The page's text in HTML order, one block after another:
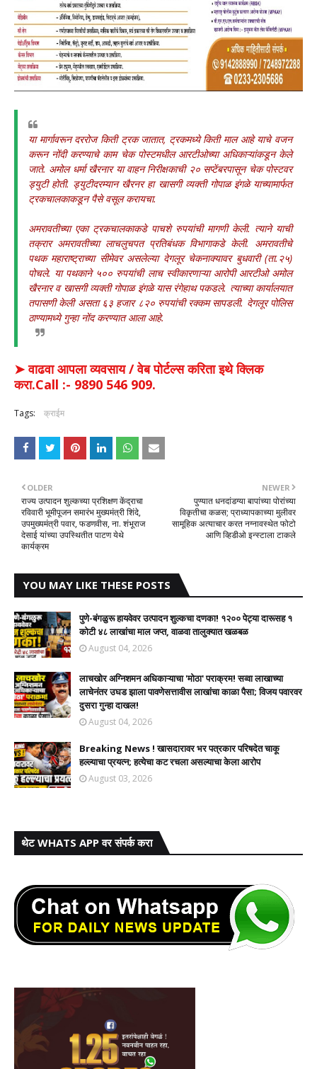
या मार्गावरून दररोज किती ट्रक जातात, ट्रकमध्ये किती माल आहे याचे वजन
करून नोंदी करण्याचे काम चेक पोस्टमधील आरटीओच्या अधिकाऱ्यांकडून केले
जाते. अमोल धर्मा खैरनार या वाहन निरीक्षकाची २० सप्टेंबरपासून चेक पोस्टवर
ड्युटी होती. ड्युटीदरम्यान खैरनर हा खासगी व्यक्ती गोपाळ इंगळे याच्यामार्फत
ट्रकचालकाकडून पैसे वसूल करायचा.
अमरावतीच्या एका ट्रकचालकाकडे पाचशे रुपयांची मागणी केली. त्याने याची
तक्रार अमरावतीच्या लाचलुचपत प्रतिबंधक विभागाकडे केली. अमरावतीचे
पथक महाराष्ट्राच्या सीमेवर असलेल्या देगलूर चेकनाक्यावर बुधवारी (ता.२५)
पोचले. या पथकाने ५०० रुपयांची लाच स्वीकारणाऱ्या आरोपी आरटीओ अमोल
खैरनार व खासगी व्यक्ती गोपाळ इंगळे यास रंगेहाथ पकडले. त्याच्या कार्यालयात
तपासणी केली असता ६३ हजार ८२० रुपयांची रक्कम सापडली. देगलूर पोलिस
ठाण्यामध्ये गुन्हा नोंद करण्यात आला आहे.
➤ वाढवा आपला व्यवसाय / वेब पोर्टल्स करिता इथे क्लिक
करा.Call :- 9890 546 909.
Tags: क्राईम
NEWER
पुण्यात धनदांडग्या बापांच्या पोरांच्या
विकृतीचा कळस; प्राध्यापकाच्या मुलीवर
सामूहिक अत्याचार करत नग्नावस्थेत फोटो
आणि व्हिडीओ इन्स्टाला टाकले
OLDER
राज्य उत्पादन शुल्कच्या प्रशिक्षण केंद्राचा
रविवारी भूमीपूजन समारंभ मुख्यमंत्री शिंदे,
उपमुख्यमंत्री पवार, फडणवीस, ना. शंभूराज
देसाई यांच्या उपस्थितीत पाटण येथे
कार्यक्रम
YOU MAY LIKE THESE POSTS
पुणे-बंगळुरू हायवेवर उत्पादन शुल्कचा दणका! १२०० पेट्या दारूसह १
कोटी ४८ लाखांचा माल जप्त, वाळवा तालुक्यात खळबळ
August 04, 2026
लाचखोर अग्निशमन अधिकाऱ्याचा 'मोठा' पराक्रम! सव्वा लाखाच्या
लाचेनंतर उघड झाला पावणेसत्तावीस लाखांचा काळा पैसा; विजय पवारवर
दुसरा गुन्हा दाखल!​
August 04, 2026
Breaking News ! खासदारावर भर पत्रकार परिषदेत चाकू
हल्ल्याचा प्रयत्न; हत्येचा कट रचला असल्याचा केला आरोप
August 03, 2026
थेट WHATS APP वर संपर्क करा